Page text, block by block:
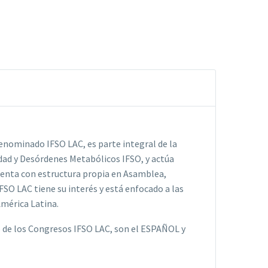
IFSO LAC, es parte integral de la
y Desórdenes Metabólicos IFSO, y actúa
con estructura propia en Asamblea,
LAC tiene su interés y está enfocado a las
Latina.
Congresos IFSO LAC, son el ESPAÑOL y